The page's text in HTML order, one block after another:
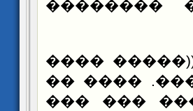
���
���� ���
����
����� ���